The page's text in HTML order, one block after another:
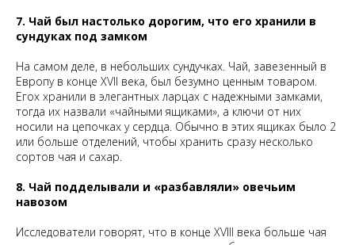
7. Чай был настолько дорогим, что его хранили в
сундуках под замком
На самом деле, в небольших сундучках. Чай, завезенный в
Европу в конце XVII века, был безумно ценным товаром.
Егох хранили в элегантных ларцах с надежными замками,
тогда их назвали «чайными ящиками», а ключи от них
носили на цепочках у сердца. Обычно в этих ящиках было 2
или больше отделений, чтобы хранить сразу несколько
сортов чая и сахар.
8. Чай подделывали и «разбавляли» овечьим
навозом
Исследователи говорят, что в конце XVIII века больше чая